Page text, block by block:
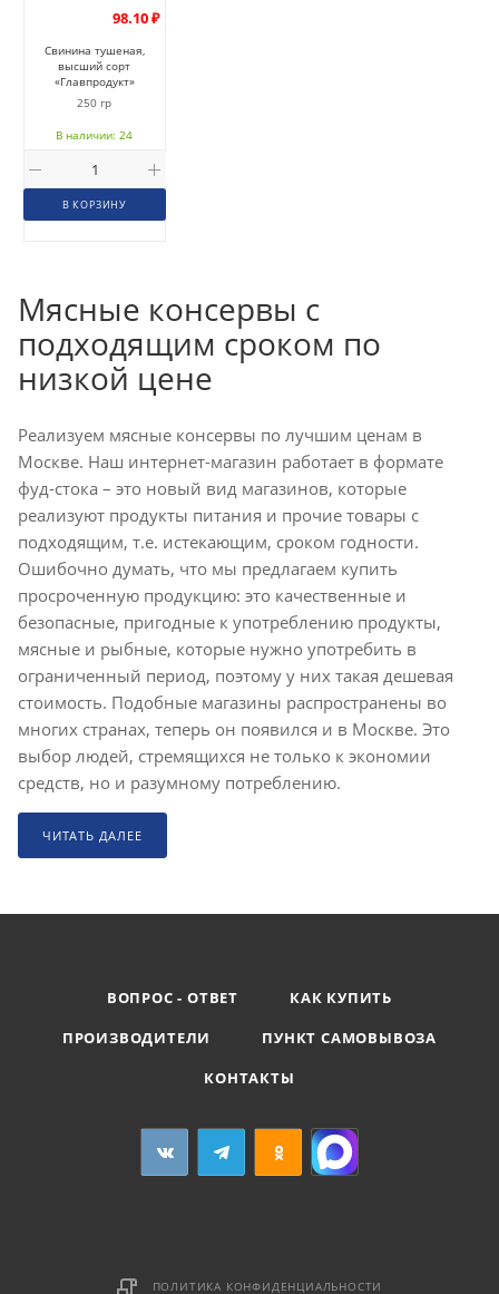
98.10 ₽
Свинина тушеная,
высший сорт
«Главпродукт»
250 гр
В наличии: 24
В КОРЗИНУ
Мясные консервы с
подходящим сроком по
низкой цене
Реализуем мясные консервы по лучшим ценам в
Москве. Наш интернет-магазин работает в формате
фуд-стока – это новый вид магазинов, которые
реализуют продукты питания и прочие товары с
подходящим, т.е. истекающим, сроком годности.
Ошибочно думать, что мы предлагаем купить
просроченную продукцию: это качественные и
безопасные, пригодные к употреблению продукты,
мясные и рыбные, которые нужно употребить в
ограниченный период, поэтому у них такая дешевая
стоимость. Подобные магазины распространены во
многих странах, теперь он появился и в Москве. Это
выбор людей, стремящихся не только к экономии
средств, но и разумному потреблению.
ЧИТАТЬ ДАЛЕЕ
ВОПРОС - ОТВЕТ
КАК КУПИТЬ
ПРОИЗВОДИТЕЛИ
ПУНКТ САМОВЫВОЗА
КОНТАКТЫ
ПОЛИТИКА КОНФИДЕНЦИАЛЬНОСТИ